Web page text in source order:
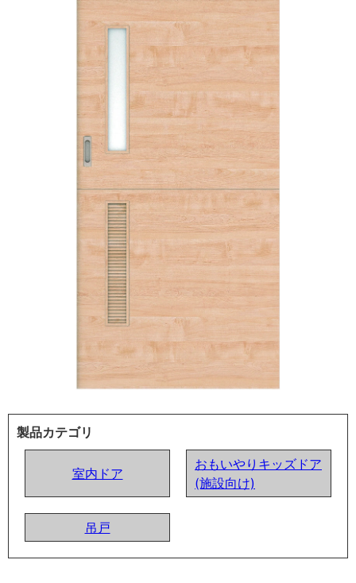
製品カテゴリ
室内ドア
おもいやりキッズドア
(施設向け)
吊戸